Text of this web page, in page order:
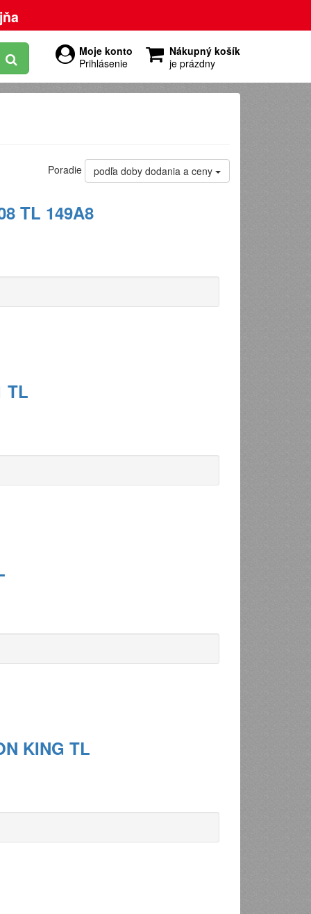
Moje konto
Prihlásenie
Nákupný košík
je prázdny
Poradie podľa doby dodania a ceny
TL 149A8
TL
KING TL